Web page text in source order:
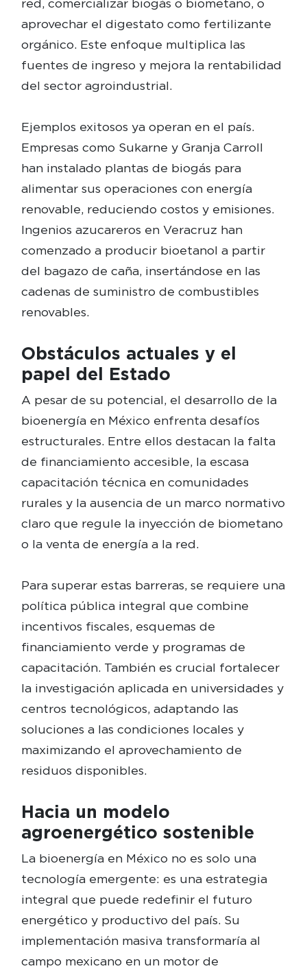
aprovechar el digestato como fertilizante
orgánico. Este enfoque multiplica las
fuentes de ingreso y mejora la rentabilidad
del sector agroindustrial.
Ejemplos exitosos ya operan en el país.
Empresas como Sukarne y Granja Carroll
han instalado plantas de biogás para
alimentar sus operaciones con energía
renovable, reduciendo costos y emisiones.
Ingenios azucareros en Veracruz han
comenzado a producir bioetanol a partir
del bagazo de caña, insertándose en las
cadenas de suministro de combustibles
renovables.
Obstáculos actuales y el
papel del Estado
A pesar de su potencial, el desarrollo de la
bioenergía en México enfrenta desafíos
estructurales. Entre ellos destacan la falta
de financiamiento accesible, la escasa
capacitación técnica en comunidades
rurales y la ausencia de un marco normativo
claro que regule la inyección de biometano
o la venta de energía a la red.
Para superar estas barreras, se requiere una
política pública integral que combine
incentivos fiscales, esquemas de
financiamiento verde y programas de
capacitación. También es crucial fortalecer
la investigación aplicada en universidades y
centros tecnológicos, adaptando las
soluciones a las condiciones locales y
maximizando el aprovechamiento de
residuos disponibles.
Hacia un modelo
agroenergético sostenible
La bioenergía en México no es solo una
tecnología emergente: es una estrategia
integral que puede redefinir el futuro
energético y productivo del país. Su
implementación masiva transformaría al
campo mexicano en un motor de